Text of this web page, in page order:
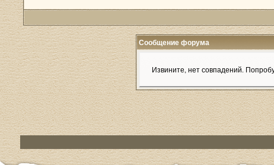
Сообщение форума
Извините, нет совпадений.